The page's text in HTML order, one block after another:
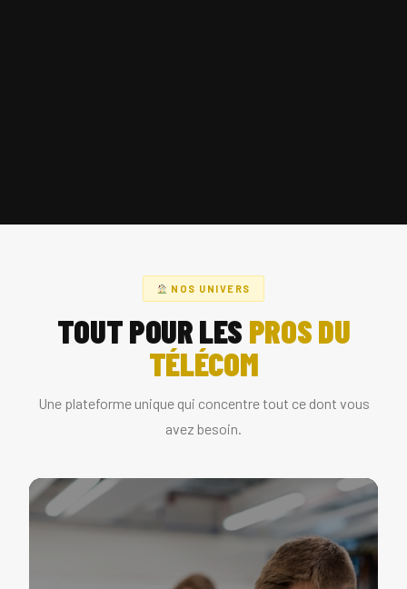
NOS UNIVERS
TOUT POUR LES PROS DU
TÉLÉCOM
Une plateforme unique qui concentre tout ce dont vous
avez besoin.